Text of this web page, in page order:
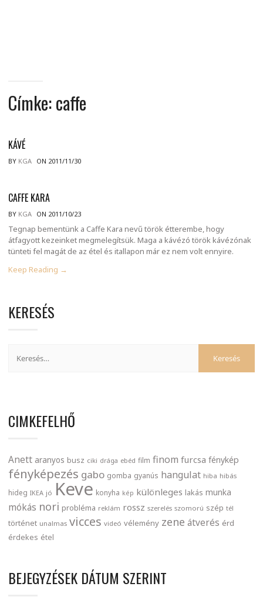
Címke:caffe
KÁVÉ
BY KGA ON 2011/11/30
CAFFE KARA
BY KGA ON 2011/10/23
Tegnap bementünk a Caffe Kara nevű török étterembe, hogy
átfagyott kezeinket megmelegítsük. Maga a kávézó török kávézónak
tünteti fel magát de az étel és itallapon már ez nem volt ennyire.
Keep Reading →
KERESÉS
CIMKEFELHŐ
Anett aranyos busz ciki drága ebéd film finom furcsa fénykép
fényképezés gabo gomba gyanús hangulat hiba hibás
hideg IKEA jó Keve konyha kép különleges lakás munka
mókás nori probléma reklám rossz szerelés szomorú szép tél
történet unalmas vicces videó vélemény zene átverés érd
érdekes étel
BEJEGYZÉSEK DÁTUM SZERINT